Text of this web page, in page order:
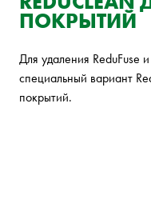
ПОКРЫТИЙ
Для удаления ReduFuse
специальный вариант
покрытий.